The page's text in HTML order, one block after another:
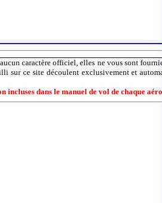
caractère officiel, elles ne vous sont
sur ce site découlent exclusivement et
dans le manuel de vol de chaque